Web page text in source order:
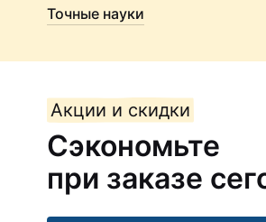
Точные науки
Акции и скидки
Сэкономьте
при заказе